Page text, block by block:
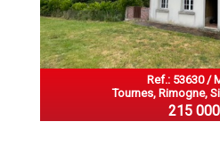
Ref.: 53630 /
Tournes, Rimogne,
215